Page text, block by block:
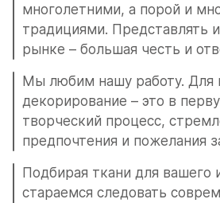
многолетними, а порой и
традициями. Представлять
рынке – большая честь и
Мы любим нашу работу. Для
декорирование – это в
творческий процесс,
предпочтения и пожелания
Подбирая ткани для вашего
стараемся следовать